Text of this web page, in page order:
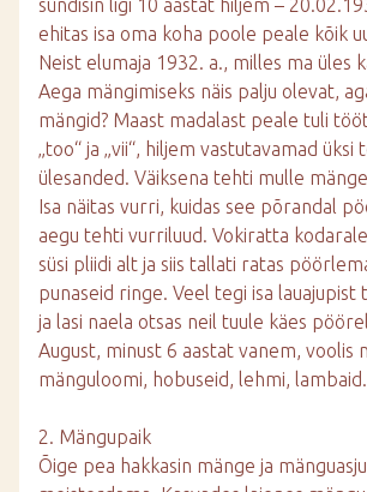
sündisin ligi 10 aastat hiljem –
ehitas isa oma koha poole peale kõik
Neist elumaja 1932. a., milles ma üles
Aega mängimiseks näis palju olevat,
mängid? Maast madalast peale tuli
„too“ ja „vii“, hiljem vastutavamad üksi
ülesanded. Väiksena tehti mulle
Isa näitas vurri, kuidas see põrandal
aegu tehti vurriluud. Vokiratta
süsi pliidi alt ja siis tallati ratas
punaseid ringe. Veel tegi isa lauajupist
ja lasi naela otsas neil tuule käes
August, minust 6 aastat vanem, voolis
mänguloomi, hobuseid, lehmi,
2. Mängupaik
Õige pea hakkasin mänge ja